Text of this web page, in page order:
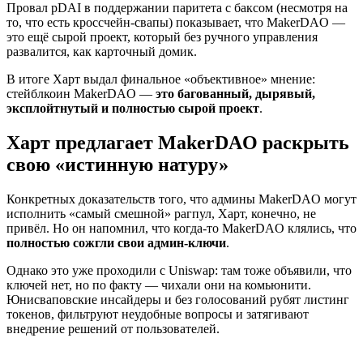
Провал pDAI в поддержании паритета с баксом (несмотря на
то, что есть кроссчейн-свапы) показывает, что MakerDAO —
это ещё сырой проект, который без ручного управления
развалится, как карточный домик.
В итоге Харт выдал финальное «объективное» мнение:
стейблкоин MakerDAO — это багованный, дырявый,
эксплойтнутый и полностью сырой проект.
Харт предлагает MakerDAO раскрыть
свою «истинную натуру»
Конкретных доказательств того, что админы MakerDAO могут
исполнить «самый смешной» рагпул, Харт, конечно, не
привёл. Но он напомнил, что когда-то MakerDAO клялись, что
полностью сожгли свои админ-ключи.
Однако это уже проходили с Uniswap: там тоже объявили, что
ключей нет, но по факту — чихали они на комьюнити.
Юнисваповские инсайдеры и без голосований рубят листинг
токенов, фильтруют неудобные вопросы и затягивают
внедрение решений от пользователей.